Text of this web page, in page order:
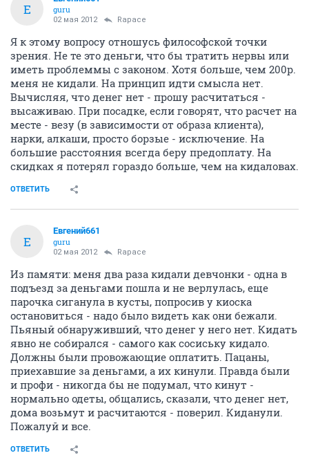
Е
guru
02 мая 2012 Rapace
Я к этому вопросу отношусь философской точки
зрения. Не те это деньги, что бы тратить нервы или
иметь проблеммы с законом. Хотя больше, чем 200р.
меня не кидали. На принцип идти смысла нет.
Вычисляя, что денег нет - прошу расчитаться -
высаживаю. При посадке, если говорят, что расчет на
месте - везу (в зависимости от образа клиента),
нарки, алкаши, просто борзые - исключение. На
большие расстояния всегда беру предоплату. На
скидках я потерял гораздо больше, чем на кидаловах.
ОТВЕТИТЬ
Е
Евгений661
guru
02 мая 2012 Rapace
Из памяти: меня два раза кидали девчонки - одна в
подъезд за деньгами пошла и не верлулась, еще
парочка сиганула в кусты, попросив у киоска
остановиться - надо было видеть как они бежали.
Пьяный обнаруживший, что денег у него нет. Кидать
явно не собирался - самого как сосиську кидало.
Должны были провожающие оплатить. Пацаны,
приехавшие за деньгами, а их кинули. Правда были
и профи - никогда бы не подумал, что кинут -
нормально одеты, общались, сказали, что денег нет,
дома возьмут и расчитаются - поверил. Киданули.
Пожалуй и все.
ОТВЕТИТЬ